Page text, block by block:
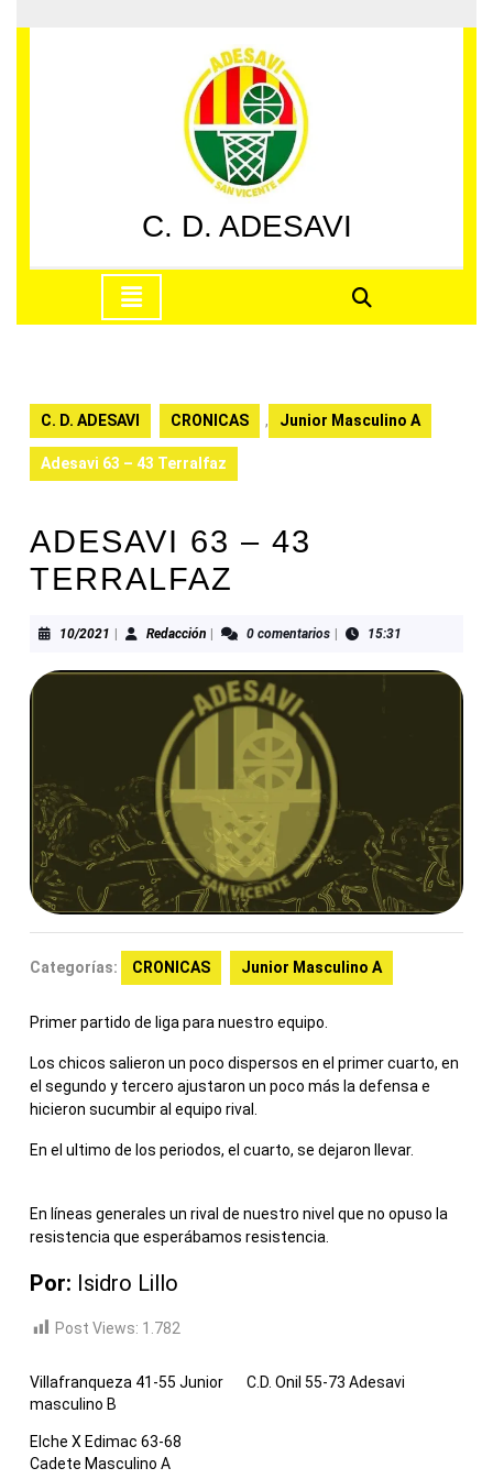
al
C. D. ADESAVI
apertura
C. D. ADESAVI CRONICAS , Junior Masculino A
Adesavi 63 – 43 Terralfaz
ADESAVI 63 – 43
TERRALFAZ
10/2021 10/2021RedacciónRedacción0 comentarios 15:31
Categorías: CRONICAS Junior Masculino A
Primer partido de liga para nuestro equipo.
Los chicos salieron un poco dispersos en el primer cuarto, en
el segundo y tercero ajustaron un poco más la defensa e
hicieron sucumbir al equipo rival.
En el ultimo de los periodos, el cuarto, se dejaron llevar.
En líneas generales un rival de nuestro nivel que no opuso la
resistencia que esperábamos resistencia.
Por: Isidro Lillo
Post Views: 1.782
Villafranqueza 41-55 Junior
masculino B
C.D. Onil 55-73 Adesavi
Elche X Edimac 63-68
Cadete Masculino A